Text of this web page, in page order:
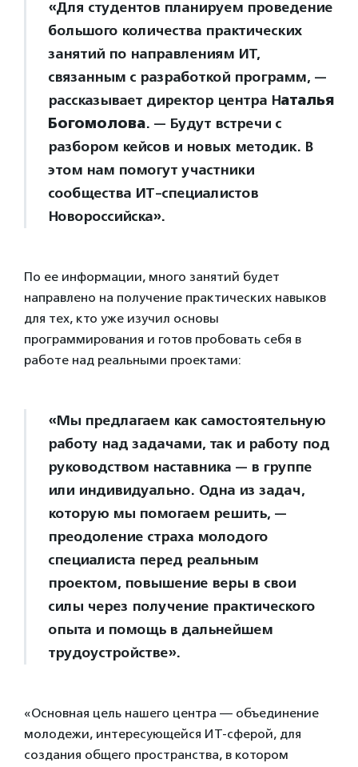
«Для студентов планируем проведение
большого количества практических
занятий по направлениям ИТ,
связанным с разработкой программ, —
рассказывает директор центра Наталья
Богомолова. — Будут встречи с
разбором кейсов и новых методик. В
этом нам помогут участники
сообщества ИТ-специалистов
Новороссийска».
По ее информации, много занятий будет
направлено на получение практических навыков
для тех, кто уже изучил основы
программирования и готов пробовать себя в
работе над реальными проектами:
«Мы предлагаем как самостоятельную
работу над задачами, так и работу под
руководством наставника — в группе
или индивидуально. Одна из задач,
которую мы помогаем решить, —
преодоление страха молодого
специалиста перед реальным
проектом, повышение веры в свои
силы через получение практического
опыта и помощь в дальнейшем
трудоустройстве».
«Основная цель нашего центра — объединение
молодежи, интересующейся ИТ-сферой, для
создания общего пространства, в котором